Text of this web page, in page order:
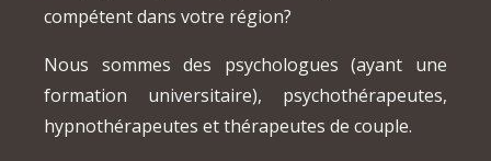
compétent dans votre région?
Nous sommes des psychologues (ayant une
formation universitaire), psychothérapeutes,
hypnothérapeutes et thérapeutes de couple.